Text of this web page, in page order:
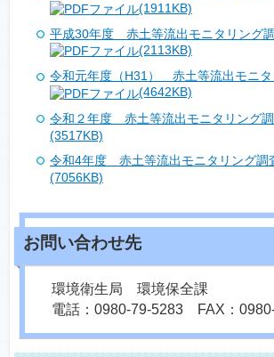
(1911KB)
平成30年度 赤土等流出モニタリング
(2113KB)
令和元年度（H31） 赤土等流出モニタ
(4642KB)
令和２年度 赤土等流出モニタリング
(3517KB)
令和4年度 赤土等流出モニタリング調
(7056KB)
環境衛生局 環境保全課
電話：0980-79-5283 FAX：